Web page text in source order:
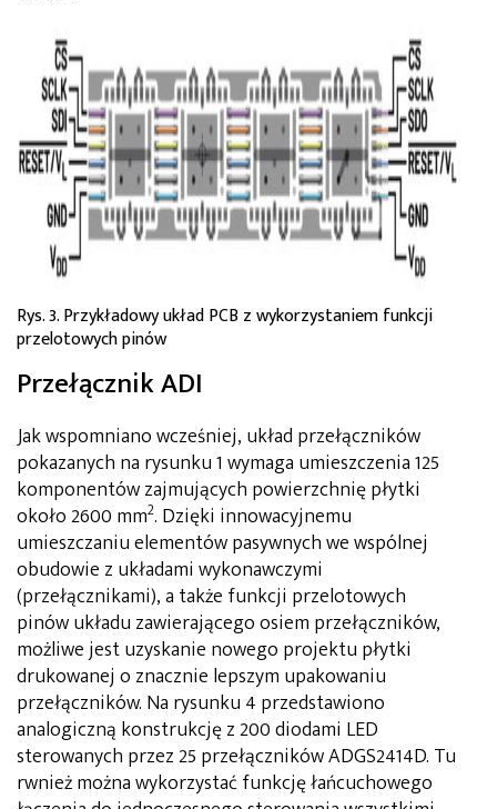
Rys. 3. Przykładowy układ PCB z wykorzystaniem funkcji
przelotowych pinów
Przełącznik ADI
Jak wspomniano wcześniej, układ przełączników
pokazanych na rysunku 1 wymaga umieszczenia 125
komponentów zajmujących powierzchnię płytki
około 2600 mm2. Dzięki innowacyjnemu
umieszczaniu elementów pasywnych we wspólnej
obudowie z układami wykonawczymi
(przełącznikami), a także funkcji przelotowych
pinów układu zawierającego osiem przełączników,
możliwe jest uzyskanie nowego projektu płytki
drukowanej o znacznie lepszym upakowaniu
przełączników. Na rysunku 4 przedstawiono
analogiczną konstrukcję z 200 diodami LED
sterowanych przez 25 przełączników ADGS2414D. Tu
rwnież można wykorzystać funkcję łańcuchowego